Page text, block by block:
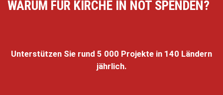
WARUM FÜR KIRCHE IN NOT SPENDEN?
Unterstützen Sie rund 5 000 Projekte in 140 Ländern
jährlich.